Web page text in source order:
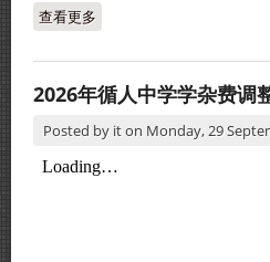
查看更多
2026年循人中学学杂费调
Posted by iton Monday, 29